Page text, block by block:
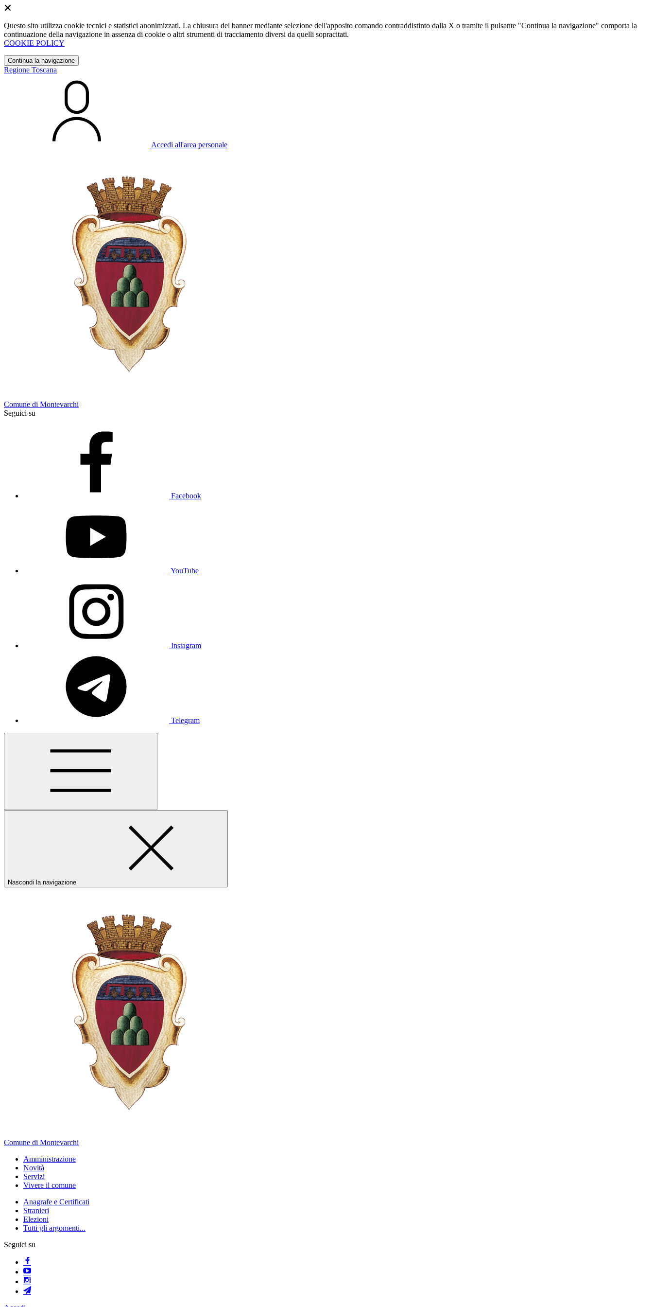
Questo sito utilizza cookie tecnici e statistici anonimizzati. La chiusura del banner mediante selezione dell'apposito comando contraddistinto dalla X o tramite il pulsante "Continua la navigazione" comporta la
continuazione della navigazione in assenza di cookie o altri strumenti di tracciamento diversi da quelli sopracitati.
COOKIE POLICY
Continua la navigazione
Regione Toscana
Accedi all'area personale
Comune di Montevarchi
Seguici su
Facebook
YouTube
Instagram
Telegram
Nascondi la navigazione
Comune di Montevarchi
Amministrazione
Novità
Servizi
Vivere il comune
Anagrafe e Certificati
Stranieri
Elezioni
Tutti gli argomenti...
Seguici su